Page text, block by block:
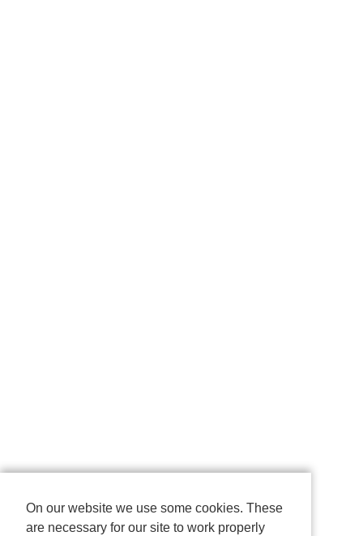
On our website we use some cookies. These
are necessary for our site to work properly